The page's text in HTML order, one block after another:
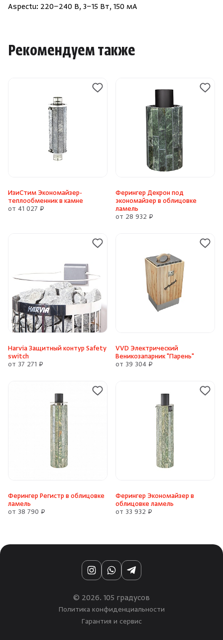
Aspectu: 220−240 В, 3−15 Вт, 150 мА
Рекомендуем также
ИзиСтим Экономайзер-
теплообменник в камне
от 41 027 ₽
Ферингер Декрон под
экономайзер в облицовке
ламель
от 28 932 ₽
Harvia Защитный контур Safety
switch
от 37 271 ₽
VVD Электрический
Веникозапарник "Парень"
от 39 304 ₽
Ферингер Регистр в облицовке
ламель
от 38 790 ₽
Ферингер Экономайзер в
облицовке ламель
от 33 932 ₽
InstagramWhatsAppTelegram
© 2026. 105 градусов
Политика конфиденциальности
Гарантия и сервис